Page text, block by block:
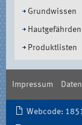
Grundwissen
Produktlisten
Impressum
DocumentWebcode: